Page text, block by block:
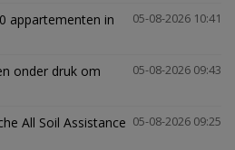
05-08-2026 10:41
appartementen in
05-08-2026 09:43
onder druk om
05-08-2026 09:25
All Soil Assistance